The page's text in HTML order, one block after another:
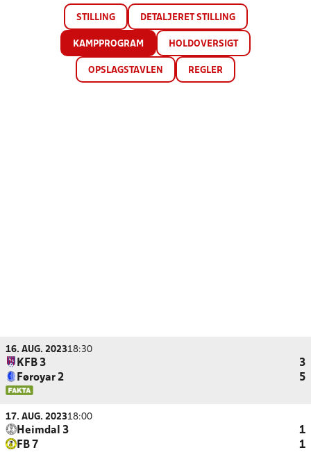
STILLING DETALJERET STILLING
KAMPPROGRAM HOLDOVERSIGT
OPSLAGSTAVLEN REGLER
16. AUG. 202318:30
KFB 3
3
Føroyar 2
5
17. AUG. 202318:00
Heimdal 3
1
FB 7
1